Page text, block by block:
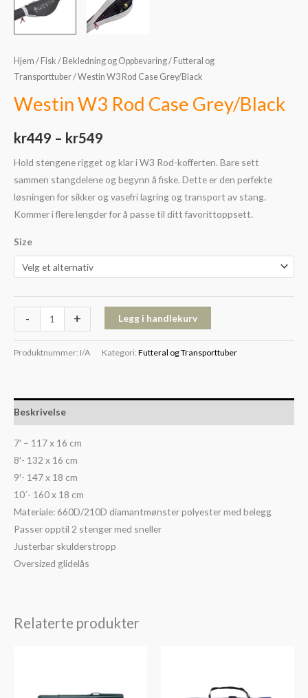
Hjem / Fisk / Bekledning og Oppbevaring/ Futteral og
Transporttuber/ Westin W3 Rod Case Grey/Black
Westin W3 Rod Case Grey/Black
kr449 – kr549
Hold stengene rigget og klar i W3 Rod-kofferten. Bare sett
sammen stangdelene og begynn å fiske. Dette er den perfekte
løsningen for sikker og vasefri lagring og transport av stang.
Kommer i flere lengder for å passe til ditt favorittoppsett.
Size
- + Legg i handlekurv
Produktnummer: I/A Kategori: Futteral og Transporttuber
Beskrivelse
7′ – 117 x 16 cm
8′- 132 x 16 cm
9′- 147 x 18 cm
10´- 160 x 18 cm
Materiale: 660D/210D diamantmønster polyester med belegg
Passer opptil 2 stenger med sneller
Justerbar skulderstropp
Oversized glidelås
Relaterte produkter